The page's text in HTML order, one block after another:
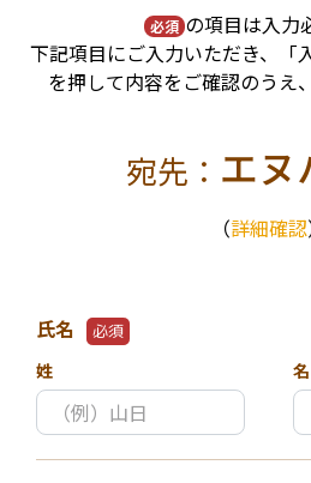
必須 の項目は入力
下記項目にご入力いただき、「
を押して内容をご確認のうえ
宛先： エヌ
（詳細確認
氏名 必須
姓 名